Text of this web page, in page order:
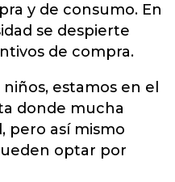
y de consumo. En
se despierte
de compra.
estamos en el
donde mucha
pero así mismo
optar por